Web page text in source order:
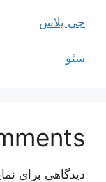
جی پلاس
سئو
دیدگاهی برای